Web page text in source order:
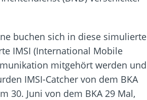
buchen sich in diese simulierte
IMSI (International Mobile
mitgehört werden und
IMSI-Catcher von dem BKA
30. Juni von dem BKA 29 Mal,